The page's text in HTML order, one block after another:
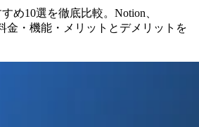
め10選を徹底比較。Notion、
金・機能・メリットとデメリットを